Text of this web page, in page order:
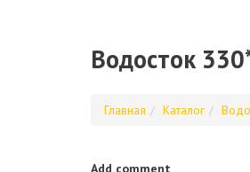
Водосток
Главная Каталог
Add comment